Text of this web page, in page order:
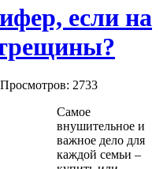
если на
2733
Самое
внушительное и
важное дело для
каждой семьи –